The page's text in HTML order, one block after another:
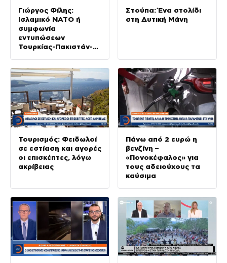
Γιώργος Φίλης:
Ισλαμικό ΝΑΤΟ ή
συμφωνία
εντυπώσεων
Τουρκίας-Πακιστάν-
Στούπα: Ένα στολίδι
στη Δυτική Μάνη
Τουρισμός: Φειδωλοί
σε εστίαση και αγορές
οι επισκέπτες, λόγω
ακρίβειας
Πάνω από 2 ευρώ η
βενζίνη –
«Πονοκέφαλος» για
τους αδειούχους τα
καύσιμα